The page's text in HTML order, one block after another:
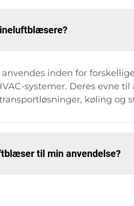
inden for
systemer. Deres evne
køling og
til min anvendelse?